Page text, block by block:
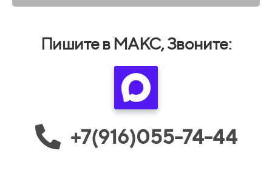
Пишите в МАКС, Звоните:
+7(916)055-74-44